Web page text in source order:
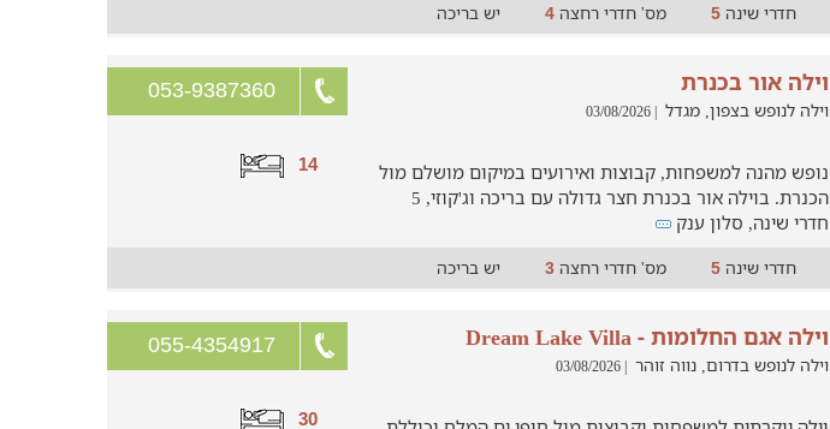
חדרי שינה5 מס' חדרי רחצה4 יש בריכה
053-9387360
14
וילה אור בכנרת
וילה לנופש בצפון, מגדל | 03/08/2026
נופש מהנה למשפחות, קבוצות ואירועים במיקום מושלם מול
הכנרת. בוילה אור בכנרת חצר גדולה עם בריכה וג'קוזי, 5
חדרי שינה, סלון ענק
חדרי שינה5 מס' חדרי רחצה3 יש בריכה
055-4354917
30
וילה אגם החלומות - Dream Lake Villa
וילה לנופש בדרום, נווה זוהר | 03/08/2026